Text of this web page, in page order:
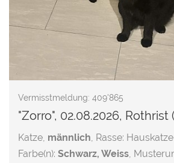
Vermisstmeldung: 409'865
"Zorro", 02.08.2026, Rothrist
Katze, männlich, Rasse: Hauskatze
Farbe(n): Schwarz, Weiss,